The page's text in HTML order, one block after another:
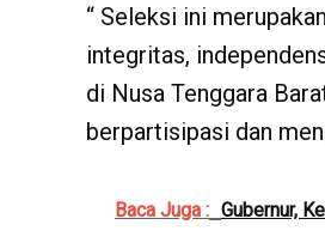
“ Seleksi ini
integritas,
di Nusa Tenggara
berpartisipasi dan
Baca Juga : Gubernur,